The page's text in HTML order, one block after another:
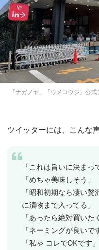
「ナガノヤ」「ウメコウジ」公
ツイッターには、こんな
「これは旨いに決まっ
「めちゃ美味しそう」
「昭和初期なら凄い
に漬物まで入ってる」
「あったら絶対買いた
「ネーミングが良いで
「私ゃ コレでOKです」